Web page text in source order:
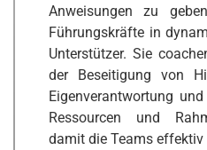
Anweisungen zu
Führungskräfte in
Unterstützer. Sie
der Beseitigung von
Eigenverantwortung
Ressourcen und
damit die Teams effektiv